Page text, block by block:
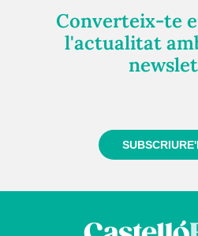
Converteix-te
l'actualitat